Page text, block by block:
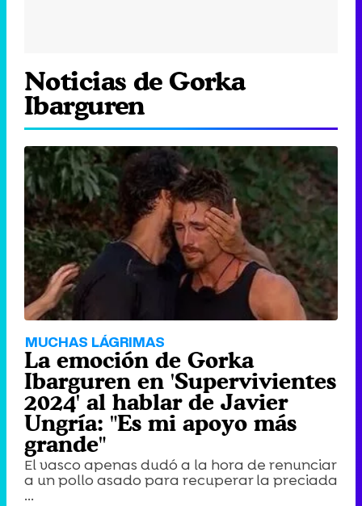
Noticias de Gorka
Ibarguren
MUCHAS LÁGRIMAS
La emoción de Gorka
Ibarguren en 'Supervivientes
2024' al hablar de Javier
Ungría: "Es mi apoyo más
grande"
El vasco apenas dudó a la hora de renunciar
a un pollo asado para recuperar la preciada
...